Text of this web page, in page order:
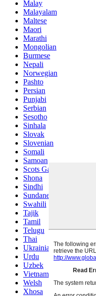
Malay
Malayalam
Maltese
Maori
Marathi
Mongolian
Burmese
Nepali
Norwegian
Pashto
Persian
Punjabi
Serbian
Sesotho
Sinhala
Slovak
Slovenian
Somali
Samoan
Scots Gaelic
Shona
Sindhi
Sundanese
Swahili
Tajik
Tamil
Telugu
Thai
Ukrainian
Urdu
Uzbek
Vietnamese
Welsh
Xhosa